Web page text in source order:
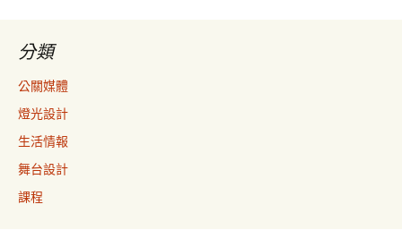
分類
公關媒體
燈光設計
生活情報
舞台設計
課程